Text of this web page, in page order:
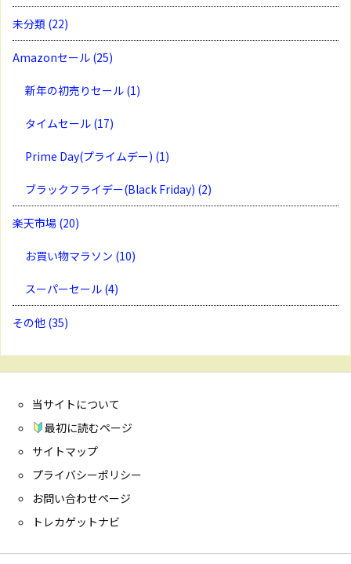
未分類 (22)
Amazonセール (25)
新年の初売りセール (1)
タイムセール (17)
Prime Day(プライムデー) (1)
ブラックフライデー(Black Friday) (2)
楽天市場 (20)
お買い物マラソン (10)
スーパーセール (4)
その他 (35)
当サイトについて
最初に読むページ
サイトマップ
プライバシーポリシー
お問い合わせページ
トレカゲットナビ